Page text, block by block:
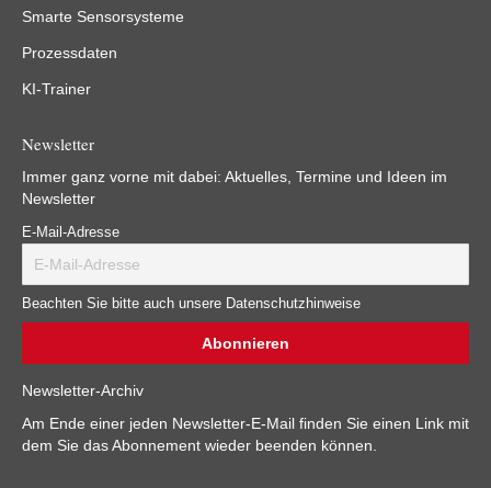
Smarte Sensorsysteme
Prozessdaten
KI-Trainer
Newsletter
Immer ganz vorne mit dabei: Aktuelles, Termine und Ideen im
Newsletter
E-Mail-Adresse
Beachten Sie bitte auch unsere Datenschutzhinweise
Newsletter-Archiv
Am Ende einer jeden Newsletter-E-Mail finden Sie einen Link mit
dem Sie das Abonnement wieder beenden können.